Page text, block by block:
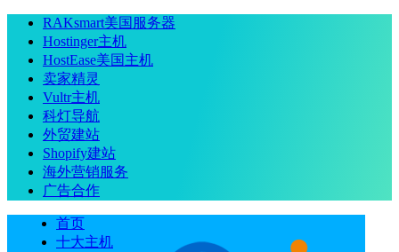
RAKsmart美国服务器
Hostinger主机
HostEase美国主机
卖家精灵
Vultr主机
科灯导航
外贸建站
Shopify建站
海外营销服务
广告合作
首页
十大主机